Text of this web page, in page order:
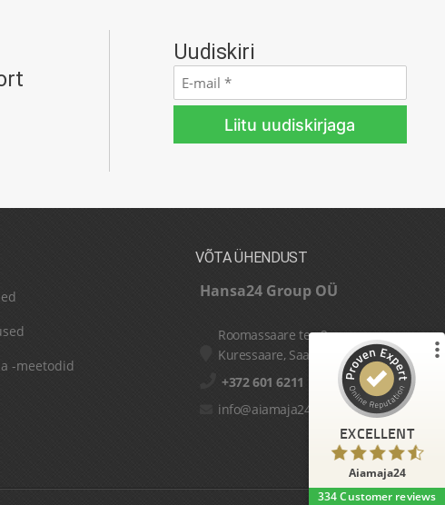
Uudiskiri
E-
mail
-meetodid
VÕTA ÜHENDUST
Hansa24 Group OÜ
Roomassaare tee 2
Kuressaare, Saaremaa
+372 601 6211
info@aiamaja24.ee
EXCELLENT
Aiamaja24
334 Customer reviews
Customer reviews and experiences for
Aiamaja24
334
Reviews from
5 other
sources